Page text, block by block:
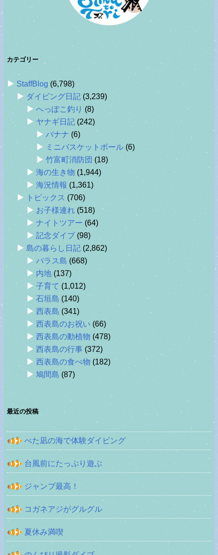
カテゴリー
StaffBlog (6,798)
ダイビング日記 (3,239)
へっぽこ釣り (8)
ヤナギ日記 (242)
バナナ (6)
ミニバスケットボール (6)
竹富町消防団 (18)
海の生き物 (1,944)
海況情報 (1,361)
トピックス (706)
お子様連れ (518)
ナイトツアー (64)
記念ダイブ (98)
島の暮らし日記 (2,862)
バラス島 (668)
内地 (137)
子育て (1,012)
石垣島 (140)
西表島 (341)
西表島のお祝い (66)
西表島の動植物 (478)
西表島の行事 (372)
西表島の食べ物 (182)
鳩間島 (87)
最近の投稿
べた凪の海で体験ダイビング
台風前にたっぷり遊ぶ
ジャンプ最高！
コガネアジがグルグル
夏休み満喫